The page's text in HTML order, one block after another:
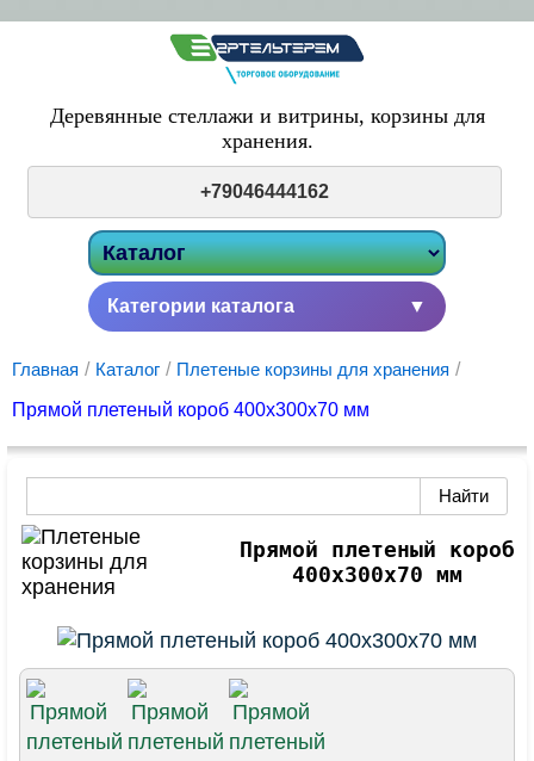
Деревянные стеллажи и витрины, корзины для
хранения.
+79046444162
Категории каталога ▼
Главная / Каталог / Плетеные корзины для хранения /
Прямой плетеный короб 400х300х70 мм
Прямой плетеный короб
400х300х70 мм